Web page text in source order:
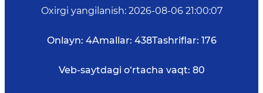
Oxirgi yangilanish: 2026-08-06 21:00:07
Onlayn: 4Amallar: 438Tashriflar: 176
Veb-saytdagi o‘rtacha vaqt: 80